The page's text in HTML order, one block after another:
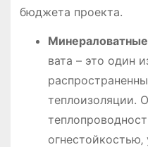
бюджета проекта.
вата – это один
теплоизоляции.